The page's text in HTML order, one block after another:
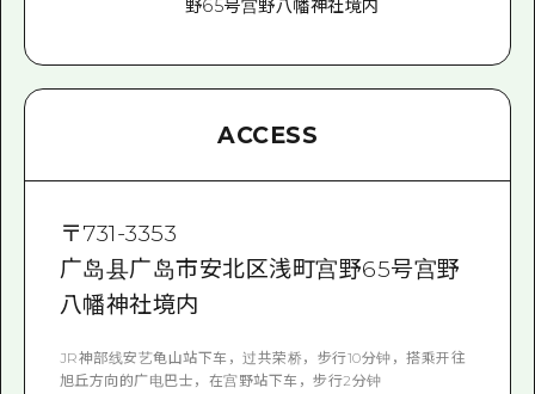
野65号宫野八幡神社境内
ACCESS
〒731-3353
广岛县广岛市安北区浅町宫野65号宫野
八幡神社境内
JR神部线安艺龟山站下车，过共荣桥，步行10分钟，搭乘开往
旭丘方向的广电巴士，在宫野站下车，步行2分钟